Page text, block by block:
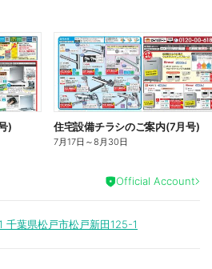
) 住宅設備チラシのご案内(7月号)
7月17日 ～8月30日
Official Account
千葉県松戸市松戸新田125-1